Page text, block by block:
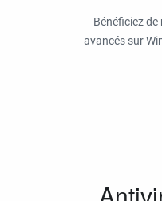
Bénéficiez
avancés sur